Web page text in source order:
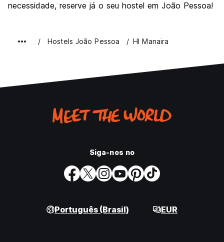
necessidade, reserve já o seu hostel em João Pessoa!
Hostels João Pessoa HI Manaira
Siga-nos no
Português (Brasil) EUR